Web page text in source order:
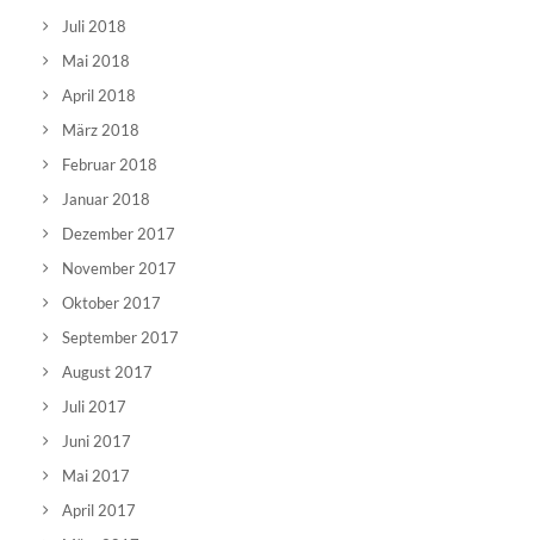
Juli 2018
Mai 2018
April 2018
März 2018
Februar 2018
Januar 2018
Dezember 2017
November 2017
Oktober 2017
September 2017
August 2017
Juli 2017
Juni 2017
Mai 2017
April 2017